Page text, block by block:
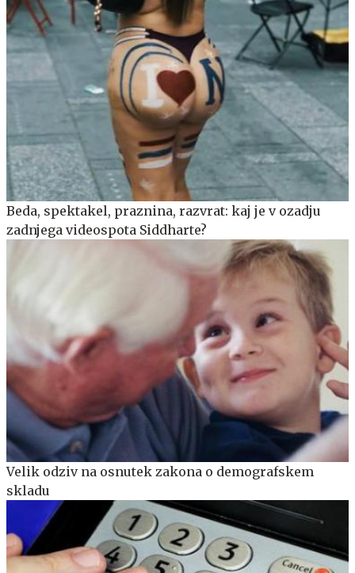
Beda, spektakel, praznina, razvrat: kaj je v ozadju
zadnjega videospota Siddharte?
Velik odziv na osnutek zakona o demografskem
skladu